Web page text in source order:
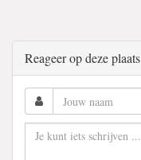
Reageer op deze plaats